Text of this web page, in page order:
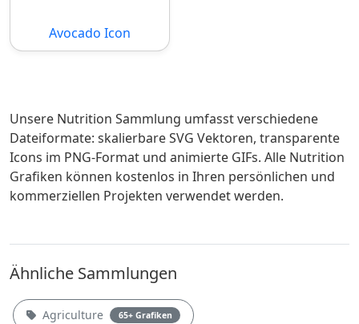
Avocado Icon
Unsere Nutrition Sammlung umfasst verschiedene
Dateiformate: skalierbare SVG Vektoren, transparente
Icons im PNG-Format und animierte GIFs. Alle Nutrition
Grafiken können kostenlos in Ihren persönlichen und
kommerziellen Projekten verwendet werden.
Ähnliche Sammlungen
Agriculture 65+ Grafiken